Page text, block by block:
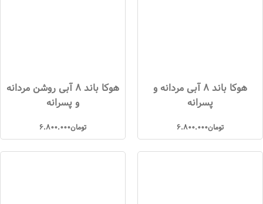
هوکا باند 8 آبی مردانه و
پسرانه
تومان6.800.000
هوکا باند 8 آبی روشن مردانه
و پسرانه
تومان6.800.000